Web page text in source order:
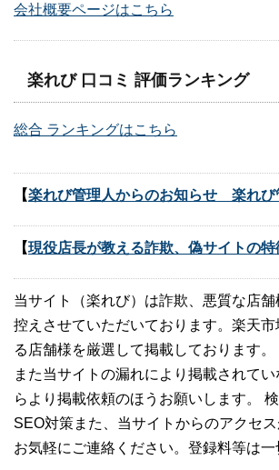
会社概要ページはこちら
楽れび 口コミ 評価ランキング
総合 ランキングはこちら
【楽れび管理人からのお知らせ 楽れび
【現役店長が教える詐欺、偽サイトの特
当サイト（楽れび）は詐欺、悪質な店
控えさせていただいております。楽天
る店舗様を厳選して掲載しております。
また当サイトの漏れにより掲載されて
らより掲載依頼のほうお願いします。
SEO対策また、当サイトからのアクセ
お気軽にご連絡ください。登録料等は一